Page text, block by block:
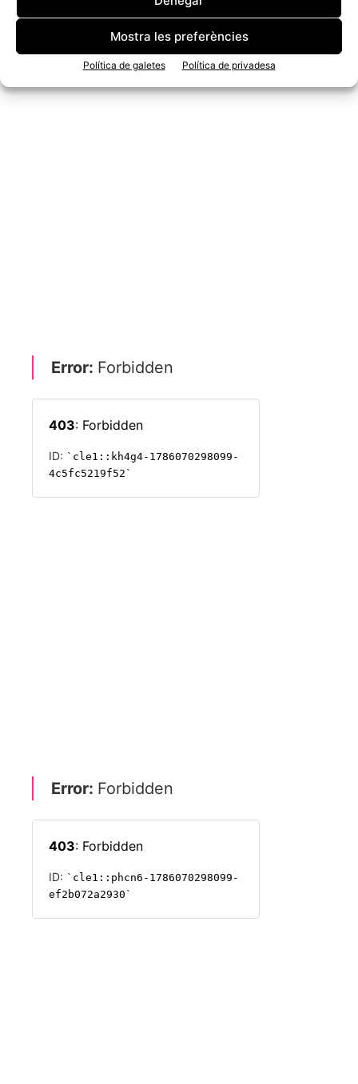
Mostra les preferències
Política de galetes Política de privadesa